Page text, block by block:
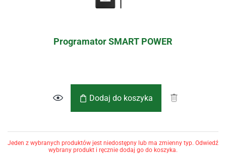
Programator SMART POWER
Dodaj do koszyka
Jeden z wybranych produktów jest niedostępny lub ma zmienny typ. Odwiedź
wybrany produkt i ręcznie dodaj go do koszyka.